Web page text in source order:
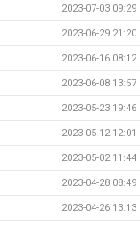
2023-07-03 09:29
2023-06-29 21:20
2023-06-16 08:12
2023-06-08 13:57
2023-05-23 19:46
2023-05-12 12:01
2023-05-02 11:44
2023-04-28 08:49
2023-04-26 13:13